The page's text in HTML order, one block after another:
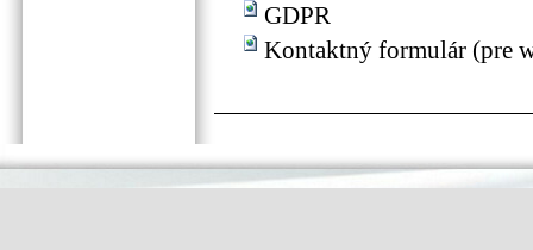
GDPR
Kontaktný formulár (pre